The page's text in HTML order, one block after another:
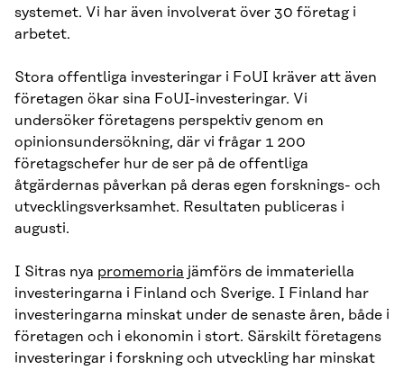
systemet. Vi har även involverat över 30 företag i
arbetet.
Stora offentliga investeringar i FoUI kräver att även
företagen ökar sina FoUI-investeringar. Vi
undersöker företagens perspektiv genom en
opinionsundersökning, där vi frågar 1 200
företagschefer hur de ser på de offentliga
åtgärdernas påverkan på deras egen forsknings- och
utvecklingsverksamhet. Resultaten publiceras i
augusti.
I Sitras nya promemoria jämförs de immateriella
investeringarna i Finland och Sverige. I Finland har
investeringarna minskat under de senaste åren, både i
företagen och i ekonomin i stort. Särskilt företagens
investeringar i forskning och utveckling har minskat